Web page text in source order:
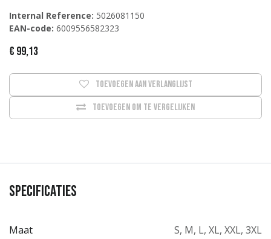
Internal Reference: 5026081150
EAN-code: 6009556582323
€ 99,13
Toevoegen om te vergelijken
Toevoegen aan verlanglijst
Specificaties
Maat S, M, L, XL, XXL, 3XL